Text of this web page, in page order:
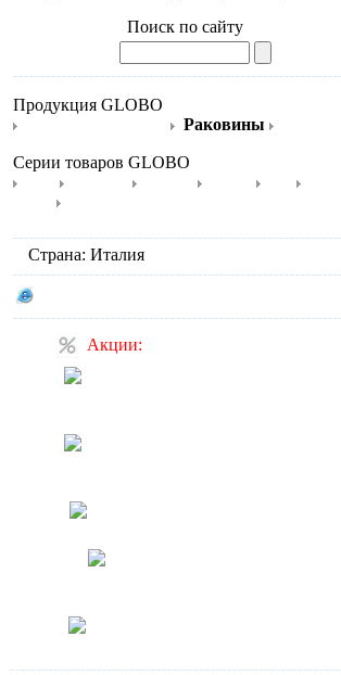
Поиск по сайту
Продукция GLOBO
Раковины
Серии товаров GLOBO
Страна: Италия
Акции: